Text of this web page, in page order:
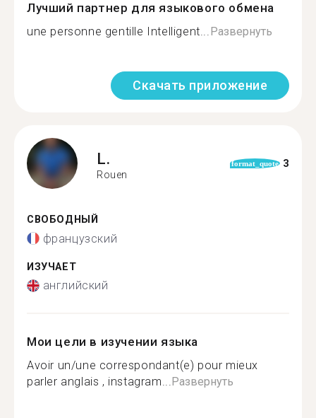
Лучший партнер для языкового обмена
une personne gentille Intelligent...Развернуть
Скачать приложение
L.
Rouen
format_quote 3
СВОБОДНЫЙ
французский
ИЗУЧАЕТ
английский
Мои цели в изучении языка
Avoir un/une correspondant(e) pour mieux
parler anglais , instagram...Развернуть